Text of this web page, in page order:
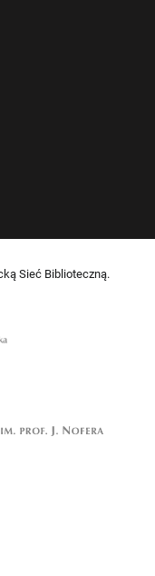
Sieć Biblioteczną.